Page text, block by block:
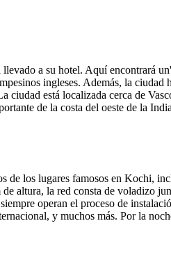
a su hotel. Aquí encontrará
ingleses. Además, la
ciudad está localizada cerca de
de la costa del oeste de la
de los lugares famosos en Kochi,
altura, la red consta de voladizo
operan el proceso de
y muchos más. Por la